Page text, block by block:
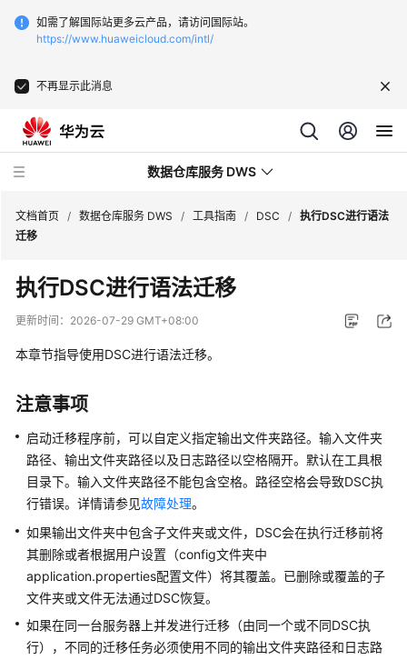
如需了解国际站更多云产品，请访问国际站。
https://www.huaweicloud.com/intl/
不再显示此消息
数据仓库服务 DWS
最
新
动
务
公
告
产
品
绍
计
费
说
明
文档首页 / 数据仓库服务 DWS / 工具指南 / DSC / 执行DSC进行语法
迁移
执行DSC进行语法迁移
更新时间： 2026-07-29 GMT+08:00
本章节指导使用DSC进行语法迁移。
注意事项
启动迁移程序前，可以自定义指定输出文件夹路径。输入文件夹
路径、输出文件夹路径以及日志路径以空格隔开。默认在工具根
目录下。输入文件夹路径不能包含空格。路径空格会导致DSC执
行错误。详情请参见故障处理。
如果输出文件夹中包含子文件夹或文件，DSC会在执行迁移前将
其删除或者根据用户设置（config文件夹中
application.properties配置文件）将其覆盖。已删除或覆盖的子
文件夹或文件无法通过DSC恢复。
如果在同一台服务器上并发进行迁移（由同一个或不同DSC执
行），不同的迁移任务必须使用不同的输出文件夹路径和日志路